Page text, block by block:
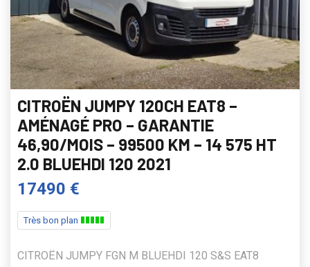
CITROËN JUMPY 120CH EAT8 –
AMÉNAGÉ PRO – GARANTIE
46,90/MOIS – 99500 KM – 14 575 HT
2.0 BLUEHDI 120 2021
17490 €
Très bon plan
CITROËN JUMPY FGN M BLUEHDI 120 S&S EAT8